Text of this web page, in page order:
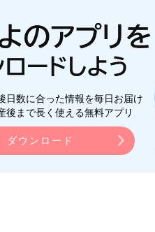
日数に合った情報を毎日お届け
後まで長く使える無料アプリ
ダウンロード